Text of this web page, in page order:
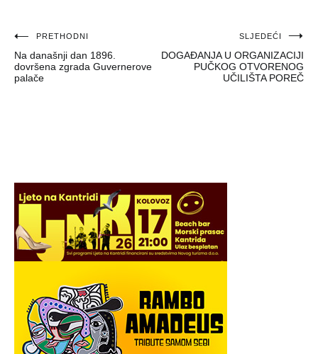
Navigacija
objava
PRETHODNI
Na današnji dan 1896.
dovršena zgrada Guvernerove
palače
SLJEDEĆI
DOGAĐANJA U ORGANIZACIJI
PUČKOG OTVORENOG
UČILIŠTA POREČ